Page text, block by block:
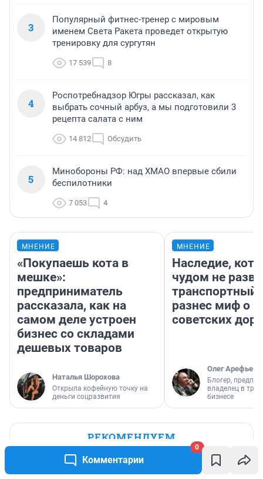
Комментарии
0
3
Популярный фитнес-тренер с мировым
именем Света Ракета проведет открытую
тренировку для сургутян
17 539 8
4
Роспотребнадзор Югры рассказал, как
выбрать сочный арбуз, а мы подготовили 3
рецепта салата с ним
14 812 Обсудить
5
Минобороны РФ: над ХМАО впервые сбили
беспилотники
7 053 4
МНЕНИЕ
«Покупаешь кота в
мешке»:
предприниматель
рассказала, как на
самом деле устроен
бизнес со складами
дешевых товаров
Наталья Шорохова
Открыла кофейную точку на
деньги соцразвития
МНЕНИЕ
Наследие,
чудом не
транспортный
разнес миф о
советских
Олег Арефьев
Блогер,
владелец в
бизнесе
РЕКОМЕНДУЕМ
«Не рассчитала силы»: 18-летняя
ужурка пыталась успокоить